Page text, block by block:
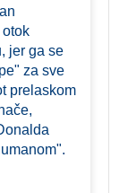
jer ga se
za sve
prelaskom